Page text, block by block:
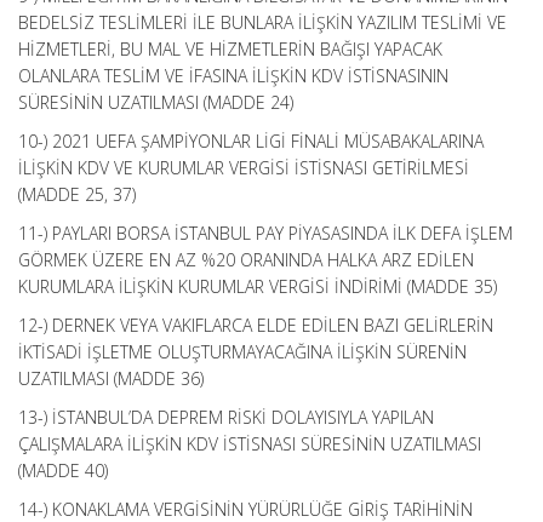
BEDELSİZ TESLİMLERİ İLE BUNLARA İLİŞKİN YAZILIM TESLİMİ VE
HİZMETLERİ, BU MAL VE HİZMETLERİN BAĞIŞI YAPACAK
OLANLARA TESLİM VE İFASINA İLİŞKİN KDV İSTİSNASININ
SÜRESİNİN UZATILMASI (MADDE 24)
10-) 2021 UEFA ŞAMPİYONLAR LİGİ FİNALİ MÜSABAKALARINA
İLİŞKİN KDV VE KURUMLAR VERGİSİ İSTİSNASI GETİRİLMESİ
(MADDE 25, 37)
11-) PAYLARI BORSA İSTANBUL PAY PİYASASINDA İLK DEFA İŞLEM
GÖRMEK ÜZERE EN AZ %20 ORANINDA HALKA ARZ EDİLEN
KURUMLARA İLİŞKİN KURUMLAR VERGİSİ İNDİRİMİ (MADDE 35)
12-) DERNEK VEYA VAKIFLARCA ELDE EDİLEN BAZI GELİRLERİN
İKTİSADİ İŞLETME OLUŞTURMAYACAĞINA İLİŞKİN SÜRENİN
UZATILMASI (MADDE 36)
13-) İSTANBUL’DA DEPREM RİSKİ DOLAYISIYLA YAPILAN
ÇALIŞMALARA İLİŞKİN KDV İSTİSNASI SÜRESİNİN UZATILMASI
(MADDE 40)
14-) KONAKLAMA VERGİSİNİN YÜRÜRLÜĞE GİRİŞ TARİHİNİN